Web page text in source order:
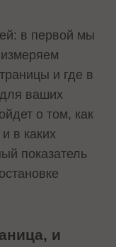
в первой мы
и где в
для ваших
о том, как
в каких
показатель
и